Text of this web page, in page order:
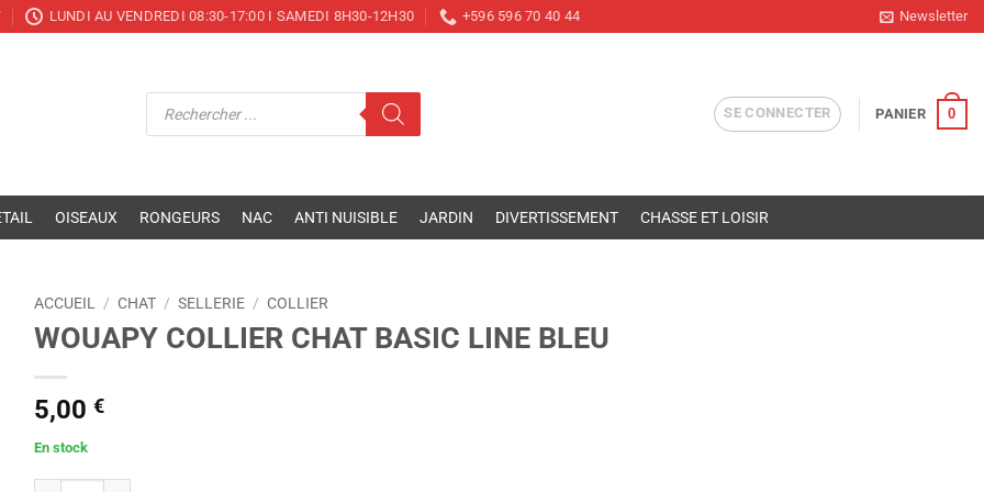
LUNDI AU VENDREDI 08:30-17:00 I SAMEDI 8H30-12H30 +596 596 70 40 44 Newsletter
Recherche
SE CONNECTER PANIER 0
OISEAUX RONGEURS NAC ANTI NUISIBLE JARDIN DIVERTISSEMENT CHASSE ET LOISIR
ACCUEIL / CHAT / SELLERIE / COLLIER
WOUAPY COLLIER CHAT BASIC LINE BLEU
5,00 €
En stock